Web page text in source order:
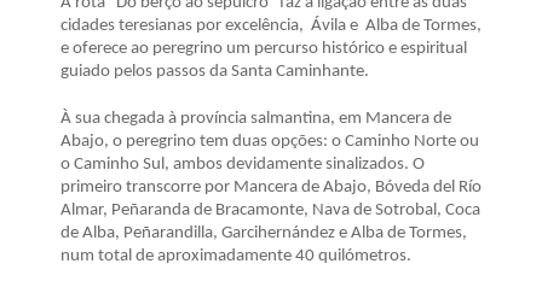
cidades teresianas por excelência, Ávila e Alba de Tormes,
e oferece ao peregrino um percurso histórico e espiritual
guiado pelos passos da Santa Caminhante.
À sua chegada à província salmantina, em Mancera de
Abajo, o peregrino tem duas opções: o Caminho Norte ou
o Caminho Sul, ambos devidamente sinalizados. O
primeiro transcorre por Mancera de Abajo, Bóveda del Río
Almar, Peñaranda de Bracamonte, Nava de Sotrobal, Coca
de Alba, Peñarandilla, Garcihernández e Alba de Tormes,
num total de aproximadamente 40 quilómetros.